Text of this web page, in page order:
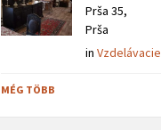
Prša 35,
Prša
inVzdelávacie
MÉG TÖBB